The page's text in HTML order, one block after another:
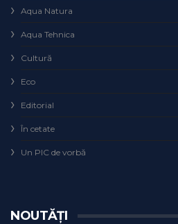
Aqua Natura
Aqua Tehnica
Cultură
Eco
Editorial
În cetate
Un PIC de vorbă
NOUTĂȚI